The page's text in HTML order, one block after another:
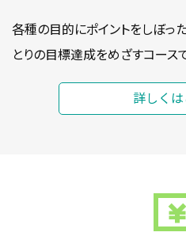
各種の目的にポイントをしぼっ
とりの目標達成をめざすコース
詳しく